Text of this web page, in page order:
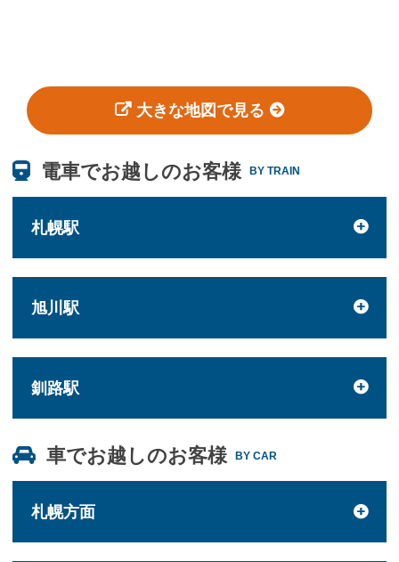
大きな地図で見る
電車でお越しのお客様 BY TRAIN
札幌駅
旭川駅
釧路駅
車でお越しのお客様 BY CAR
札幌方面